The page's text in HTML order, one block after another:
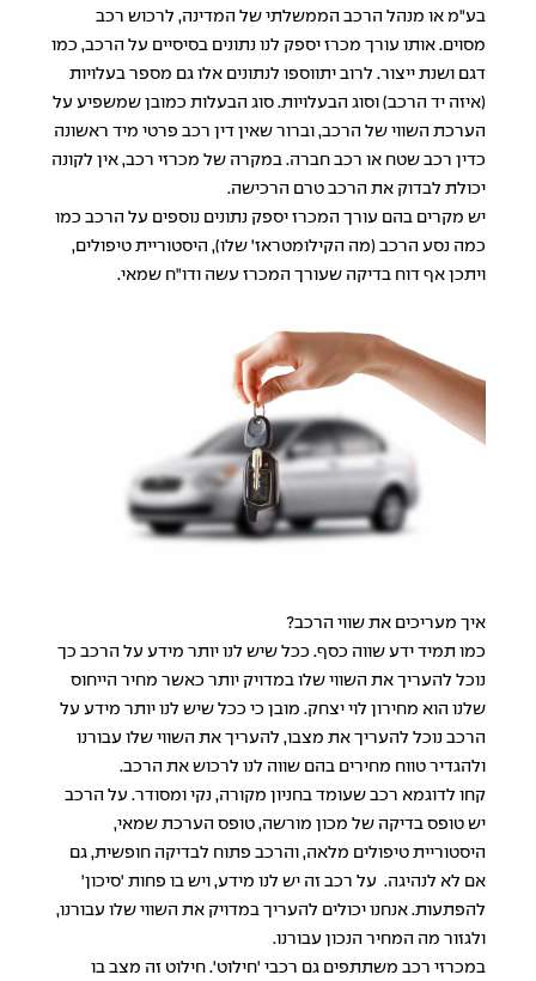
בע"מ או מנהל הרכב הממשלתי של המדינה, לרכוש רכב
מסוים. אותו עורך מכרז יספק לנו נתונים בסיסיים על הרכב, כמו
דגם ושנת ייצור. לרוב יתווספו לנתונים אלו גם מספר בעלויות
(איזה יד הרכב) וסוג הבעלויות. סוג הבעלות כמובן שמשפיע על
הערכת השווי של הרכב, וברור שאין דין רכב פרטי מיד ראשונה
כדין רכב שטח או רכב חברה. במקרה של מכרזי רכב, אין לקונה
יכולת לבדוק את הרכב טרם הרכישה.
יש מקרים בהם עורך המכרז יספק נתונים נוספים על הרכב כמו
כמה נסע הרכב (מה הקילומטראז' שלו), היסטוריית טיפולים,
ויתכן אף דוח בדיקה שעורך המכרז עשה ודו"ח שמאי.
איך מעריכים את שווי הרכב?
כמו תמיד ידע שווה כסף. ככל שיש לנו יותר מידע על הרכב כך
נוכל להעריך את השווי שלו במדויק יותר כאשר מחיר הייחוס
שלנו הוא מחירון לוי יצחק. מובן כי ככל שיש לנו יותר מידע על
הרכב נוכל להעריך את מצבו, להעריך את השווי שלו עבורנו
ולהגדיר טווח מחירים בהם שווה לנו לרכוש את הרכב.
קחו לדוגמא רכב שעומד בחניון מקורה, נקי ומסודר. על הרכב
יש טופס בדיקה של מכון מורשה, טופס הערכת שמאי,
היסטוריית טיפולים מלאה, והרכב פתוח לבדיקה חופשית, גם
אם לא לנהיגה. על רכב זה יש לנו מידע, ויש בו פחות 'סיכון'
להפתעות. אנחנו יכולים להעריך במדויק את השווי שלו עבורנו,
ולגזור מה המחיר הנכון עבורנו.
במכרזי רכב משתתפים גם רכבי 'חילוט'. חילוט זה מצב בו